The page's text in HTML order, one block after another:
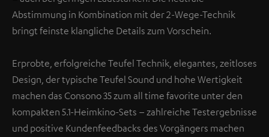
Abstimmung in Kombination mit der 2-Wege-Technik
bringt feinste klangliche Details zum Vorschein.
Erprobte, erfolgreiche Teufel Technik, elegantes, zeitloses
Design, der typische Teufel Sound und hohe Wertigkeit
machen das Consono 35 zum all time favorite unter den
kompakten 5.1-Heimkino-Sets – zahlreiche Testergebnisse
und positive Kundenfeedbacks des Vorgängers machen